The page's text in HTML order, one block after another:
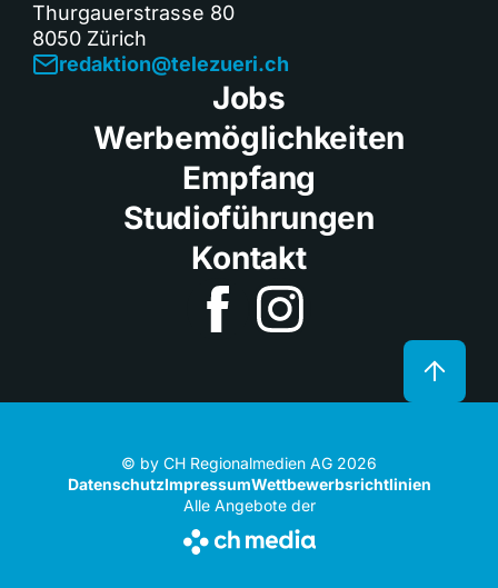
Thurgauerstrasse 80
8050 Zürich
redaktion@telezueri.ch
Jobs
Werbemöglichkeiten
Empfang
Studioführungen
Kontakt
© by CH Regionalmedien AG 2026
DatenschutzImpressumWettbewerbsrichtlinien
Alle Angebote der